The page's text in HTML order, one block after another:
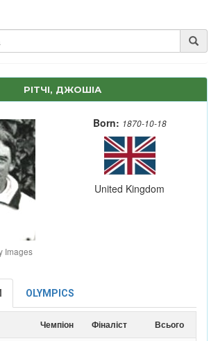
РІТЧІ, ДЖОШІА
Images
Born: 1870-10-18
United Kingdom
OLYMPICS
Чемпіон Фіналіст Всього